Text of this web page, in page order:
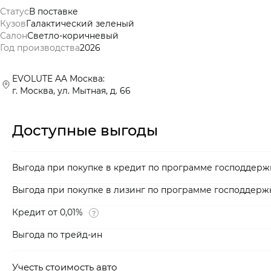
СтатусВ поставке
КузовГалактический зеленый
СалонСветло-коричневый
Год производства2026
EVOLUTE AA Москва:
г. Москва, ул. Мытная, д. 66
Доступные выгоды
Выгода при покупке в кредит по программе
Выгода при покупке в лизинг по программе
Кредит от 0,01%
Выгода по трейд-ин
Учесть стоимость авто